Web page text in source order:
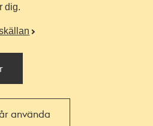
dig.
använda